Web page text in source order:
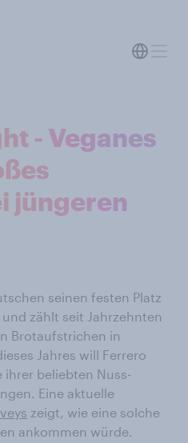
- Veganes
jüngeren
seinen festen Platz
zählt seit Jahrzehnten
Brotaufstrichen in
Jahres will Ferrero
ihrer beliebten Nuss-
Eine aktuelle
zeigt, wie eine solche
ankommen würde.